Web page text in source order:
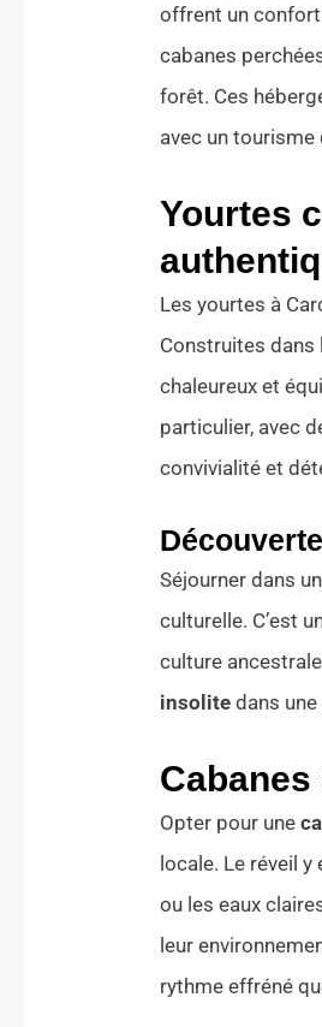
offrent un
cabanes
forêt. Ces
avec un
Yourtes
Les yourtes à
Construites dans
chaleureux et
particulier, avec
convivialité et
Séjourner dans
culturelle. C’est
culture
insolite dans
Opter pour une
locale. Le réveil
ou les eaux
leur
rythme effréné